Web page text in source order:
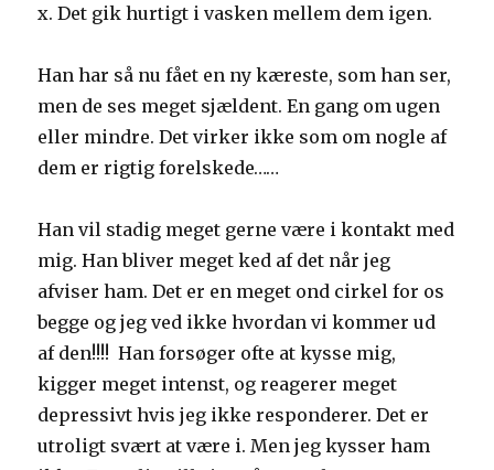
x. Det gik hurtigt i vasken mellem dem igen.
Han har så nu fået en ny kæreste, som han ser,
men de ses meget sjældent. En gang om ugen
eller mindre. Det virker ikke som om nogle af
dem er rigtig forelskede……
Han vil stadig meget gerne være i kontakt med
mig. Han bliver meget ked af det når jeg
afviser ham. Det er en meget ond cirkel for os
begge og jeg ved ikke hvordan vi kommer ud
af den!!!! Han forsøger ofte at kysse mig,
kigger meget intenst, og reagerer meget
depressivt hvis jeg ikke responderer. Det er
utroligt svært at være i. Men jeg kysser ham